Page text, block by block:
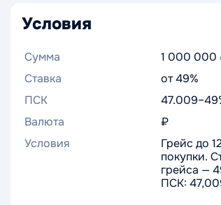
Условия
Сумма
1 000 000
Ставка
от 49%
ПСК
Валюта
₽
Условия
Грейс до
покупки.
грейса —
ПСК: